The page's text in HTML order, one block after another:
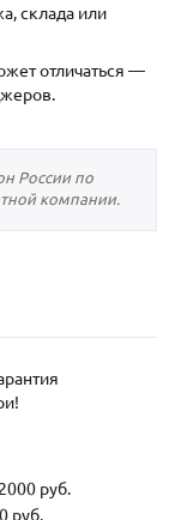
склада или
отличаться —
России по
компании.
руб.
руб.